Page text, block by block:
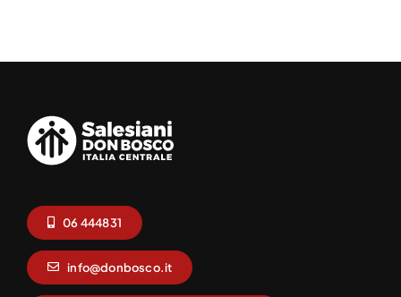
06 444831
info@donbosco.it